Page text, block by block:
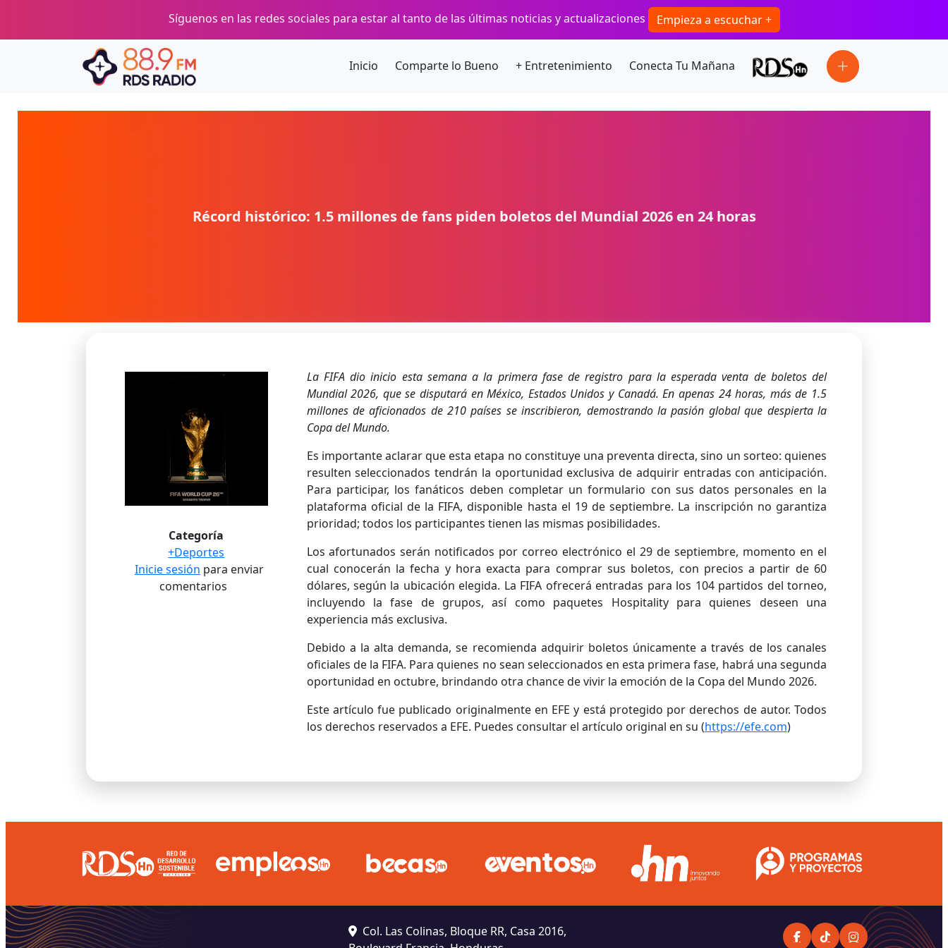
Síguenos en las redes sociales para estar al tanto de las últimas noticias y actualizaciones Empieza a escuchar +
Inicio Comparte lo Bueno + Entretenimiento Conecta Tu Mañana
Récord histórico: 1.5 millones de fans piden boletos del Mundial 2026 en 24 horas
Categoría
+Deportes
Inicie sesión para enviar
comentarios
La FIFA dio inicio esta semana a la primera fase de registro para la esperada venta de boletos del
Mundial 2026, que se disputará en México, Estados Unidos y Canadá. En apenas 24 horas, más de 1.5
millones de aficionados de 210 países se inscribieron, demostrando la pasión global que despierta la
Copa del Mundo.
Es importante aclarar que esta etapa no constituye una preventa directa, sino un sorteo: quienes
resulten seleccionados tendrán la oportunidad exclusiva de adquirir entradas con anticipación.
Para participar, los fanáticos deben completar un formulario con sus datos personales en la
plataforma oficial de la FIFA, disponible hasta el 19 de septiembre. La inscripción no garantiza
prioridad; todos los participantes tienen las mismas posibilidades.
Los afortunados serán notificados por correo electrónico el 29 de septiembre, momento en el
cual conocerán la fecha y hora exacta para comprar sus boletos, con precios a partir de 60
dólares, según la ubicación elegida. La FIFA ofrecerá entradas para los 104 partidos del torneo,
incluyendo la fase de grupos, así como paquetes Hospitality para quienes deseen una
experiencia más exclusiva.
Debido a la alta demanda, se recomienda adquirir boletos únicamente a través de los canales
oficiales de la FIFA. Para quienes no sean seleccionados en esta primera fase, habrá una segunda
oportunidad en octubre, brindando otra chance de vivir la emoción de la Copa del Mundo 2026.
Este artículo fue publicado originalmente en EFE y está protegido por derechos de autor. Todos
los derechos reservados a EFE. Puedes consultar el artículo original en su (https://efe.com)
Col. Las Colinas, Bloque RR, Casa 2016,